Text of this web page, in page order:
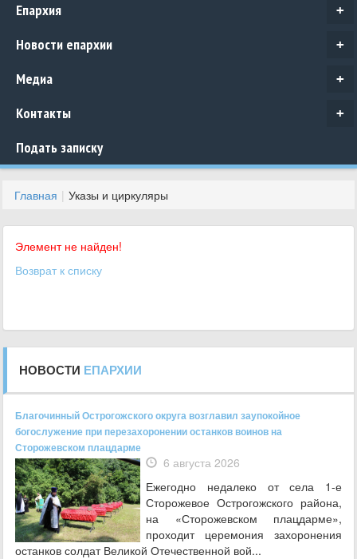
+
Епархия
+
Новости епархии
+
Медиа
+
Контакты
Подать записку
Главная Указы и циркуляры
Элемент не найден!
Возврат к списку
НОВОСТИ ЕПАРХИИ
Благочинный Острогожского округа возглавил заупокойное
богослужение при перезахоронении останков воинов на
Сторожевском плацдарме
6 августа 2026
Ежегодно недалеко от села 1-е
Сторожевое Острогожского района,
на «Сторожевском плацдарме»,
проходит церемония захоронения
останков солдат Великой Отечественной вой...